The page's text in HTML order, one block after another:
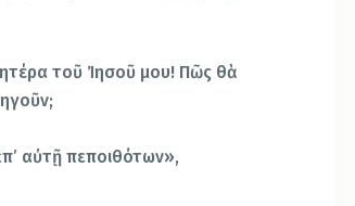
τοῦ Ἰησοῦ μου! Πῶς θὰ
αὐτῇ πεποιθότων»,